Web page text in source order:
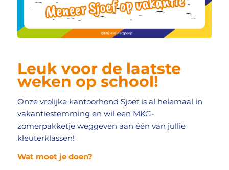
Leuk voor de laatste
weken op school!
Onze vrolijke kantoorhond Sjoef is al helemaal in
vakantiestemming en wil een MKG-
zomerpakketje weggeven aan één van jullie
kleuterklassen!
Wat moet je doen?